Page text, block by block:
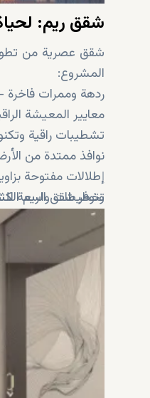
شقق ريم:
شقق عصرية من
المشروع:
ردهة وممرات فاخرة
معايير المعيشة
تشطيبات راقية
نوافذ ممتدة من
إطلالات مفتوحة بزاوية 180 درجة - استمتع
تخطيطات واسعة للشقق أكبر
ردهة وممرات
غرفة معيشة مفروشة
مطور ذو سمعة
نظام مراقبة جودة
خدمة الكونسيرج -
خدمة تنظيف
رعاية نهارية عند
خطة تقسيط مرنة
موقع يوفر عوائد
وتوفر شقق الريم